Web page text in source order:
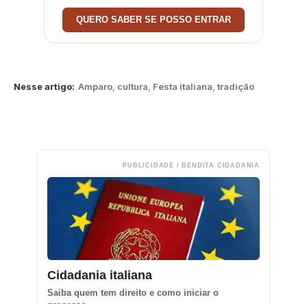
QUERO SABER SE POSSO ENTRAR
Nesse artigo: Amparo cultura Festa italiana tradição
PUBLICIDADE / BENDITA CIDADANIA
Cidadania italiana
Saiba quem tem direito e como iniciar o